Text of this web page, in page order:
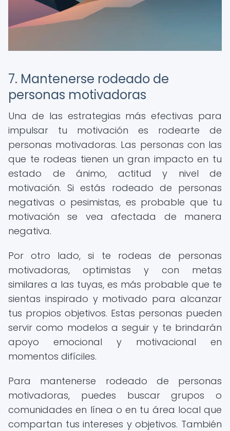
7. Mantenerse rodeado de
personas motivadoras
Una de las estrategias más efectivas para
impulsar tu motivación es rodearte de
personas motivadoras. Las personas con las
que te rodeas tienen un gran impacto en tu
estado de ánimo, actitud y nivel de
motivación. Si estás rodeado de personas
negativas o pesimistas, es probable que tu
motivación se vea afectada de manera
negativa.
Por otro lado, si te rodeas de personas
motivadoras, optimistas y con metas
similares a las tuyas, es más probable que te
sientas inspirado y motivado para alcanzar
tus propios objetivos. Estas personas pueden
servir como modelos a seguir y te brindarán
apoyo emocional y motivacional en
momentos difíciles.
Para mantenerse rodeado de personas
motivadoras, puedes buscar grupos o
comunidades en línea o en tu área local que
compartan tus intereses y objetivos. También